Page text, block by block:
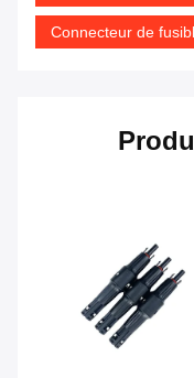
Connecteur de